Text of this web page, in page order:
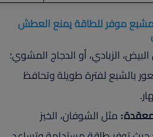
مشبع موفر للطاقة يمنع العطش
الزبادي، أو الدجاج المشوي؛
بالشبع لفترة طويلة وتحافظ
مثل الشوفان، الخبز